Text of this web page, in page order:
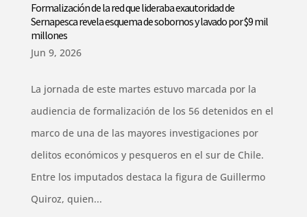
Formalización de la red que lideraba exautoridad de
Sernapesca revela esquema de sobornos y lavado por $9 mil
millones
Jun 9, 2026
La jornada de este martes estuvo marcada por la
audiencia de formalización de los 56 detenidos en el
marco de una de las mayores investigaciones por
delitos económicos y pesqueros en el sur de Chile.
Entre los imputados destaca la figura de Guillermo
Quiroz, quien...